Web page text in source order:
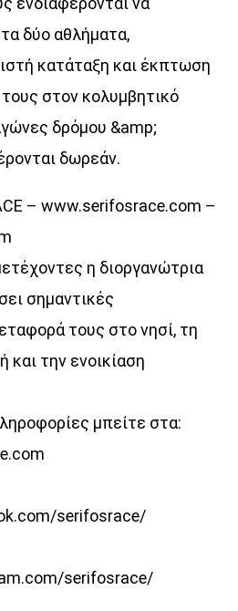
δύο αθλήματα,
κατάταξη και έκπτωση
στον κολυμβητικό
δρόμου &amp;
δωρεάν.
– www.serifosrace.com –
η διοργανώτρια
σημαντικές
τους στο νησί, τη
και την ενοικίαση
μπείτε στα:
serifosrace/
serifosrace/